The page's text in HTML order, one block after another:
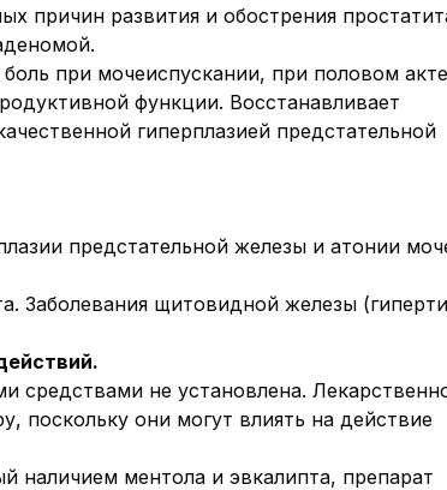
причин развития и обострения
при мочеиспускании, при половом
функции. Восстанавливает
гиперплазией предстательной
предстательной железы и атонии
Заболевания щитовидной железы
средствами не установлена.
поскольку они могут влиять на действие
наличием ментола и эвкалипта, препарат